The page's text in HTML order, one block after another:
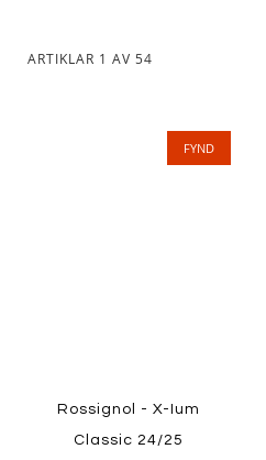
ARTIKLAR 1 AV 54
FYND
Rossignol - X-Ium
Classic 24/25